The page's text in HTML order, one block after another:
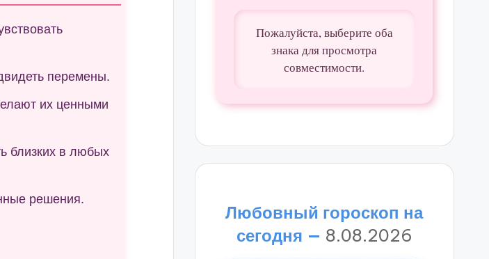
перемены.
их ценными
близких в любых
решения.
Пожалуйста, выберите оба
знака для просмотра
совместимости.
Любовный гороскоп на
сегодня — 8.08.2026